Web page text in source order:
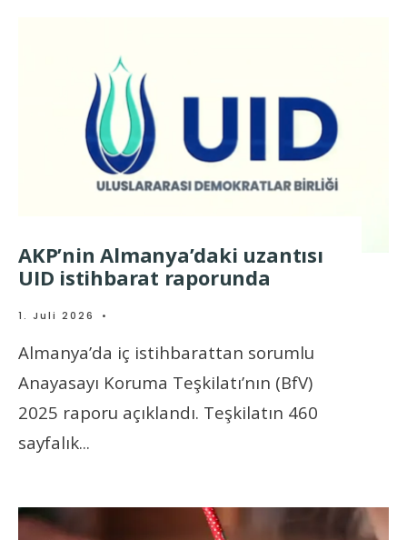
AKP’nin Almanya’daki uzantısı
UID istihbarat raporunda
1. Juli 2026 •
Almanya’da iç istihbarattan sorumlu
Anayasayı Koruma Teşkilatı’nın (BfV)
2025 raporu açıklandı. Teşkilatın 460
sayfalık...